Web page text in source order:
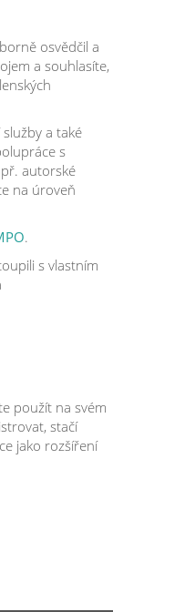
osvědčil a
a souhlasíte,
a také
s
autorské
na úroveň
.
s vlastním
použít na svém
stačí
jako rozšíření